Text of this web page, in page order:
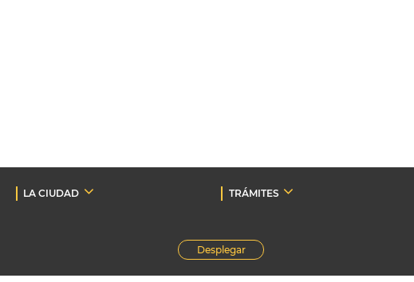
LA CIUDAD TRÁMITES
Desplegar